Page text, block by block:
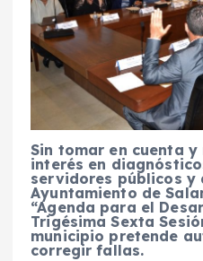
Sin tomar en cuenta
interés en
servidores públicos y
Ayuntamiento de
“Agenda para el
Trigésima Sexta
municipio pretende
corregir fallas.